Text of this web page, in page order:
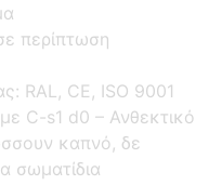
περίπτωση
RAL, CE, ISO 9001
C-s1 d0 – Ανθεκτικό
καπνό, δε
σωματίδια